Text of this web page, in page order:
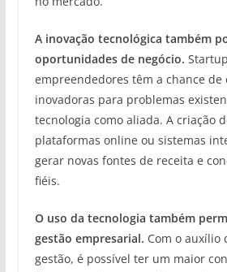
A inovação tecnológica também
oportunidades de negócio.
empreendedores têm a chance de
inovadoras para problemas
tecnologia como aliada. A criação
plataformas online ou sistemas
gerar novas fontes de receita e
fiéis.
O uso da tecnologia também
gestão empresarial. Com o auxílio
gestão, é possível ter um maior